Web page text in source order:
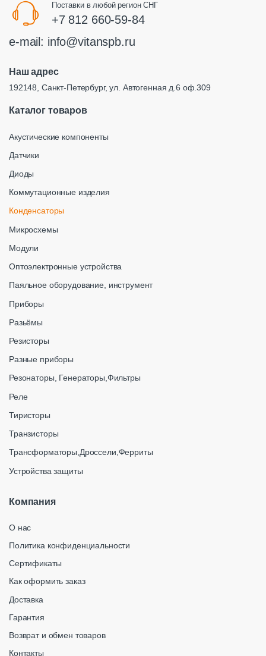
Поставки в любой регион СНГ
+7 812 660-59-84
e-mail: info@vitanspb.ru
Наш адрес
192148, Санкт-Петербург, ул. Автогенная д.6 оф.309
Каталог товаров
Акустические компоненты
Датчики
Диоды
Коммутационные изделия
Конденсаторы
Микросхемы
Модули
Оптоэлектронные устройства
Паяльное оборудование, инструмент
Приборы
Разьёмы
Резисторы
Разные приборы
Резонаторы, Генераторы,Фильтры
Реле
Тиристоры
Транзисторы
Трансформаторы,Дроссели,Ферриты
Устройства защиты
Компания
О нас
Политика конфиденциальности
Сертификаты
Как оформить заказ
Доставка
Гарантия
Возврат и обмен товаров
Контакты